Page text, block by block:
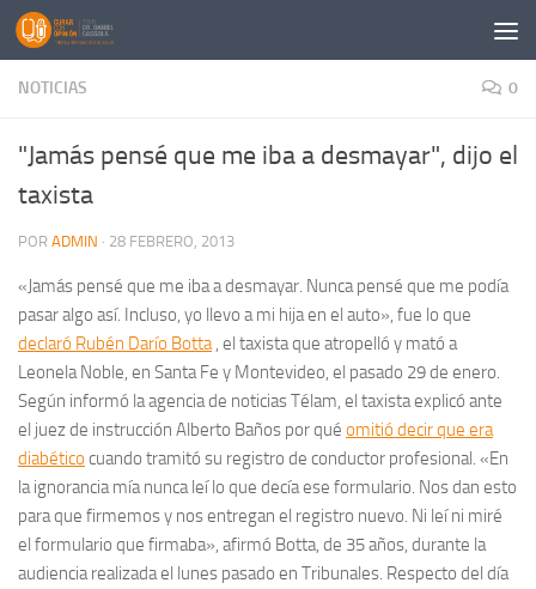
Saltar al contenido
NOTICIAS 0
"Jamás pensé que me iba a desmayar", dijo el
taxista
POR ADMIN · 28 FEBRERO, 2013
«Jamás pensé que me iba a desmayar. Nunca pensé que me podía
pasar algo así. Incluso, yo llevo a mi hija en el auto», fue lo que
declaró Rubén Darío Botta, el taxista que atropelló y mató a
Leonela Noble, en Santa Fe y Montevideo, el pasado 29 de enero.
Según informó la agencia de noticias Télam, el taxista explicó ante
el juez de instrucción Alberto Baños por qué omitió decir que era
diabético cuando tramitó su registro de conductor profesional. «En
la ignorancia mía nunca leí lo que decía ese formulario. Nos dan esto
para que firmemos y nos entregan el registro nuevo. Ni leí ni miré
el formulario que firmaba», afirmó Botta, de 35 años, durante la
audiencia realizada el lunes pasado en Tribunales. Respecto del día